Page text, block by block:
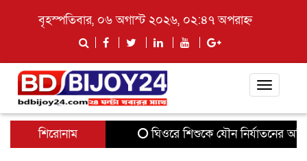
বৃহস্পতিবার, ০৬ অগাস্ট ২০২৬, ০২:৪৭ অপরাহ্ন
Toggle
শিরোনাম
ঘিওরে শিশুকে যৌন নির্যাতনের